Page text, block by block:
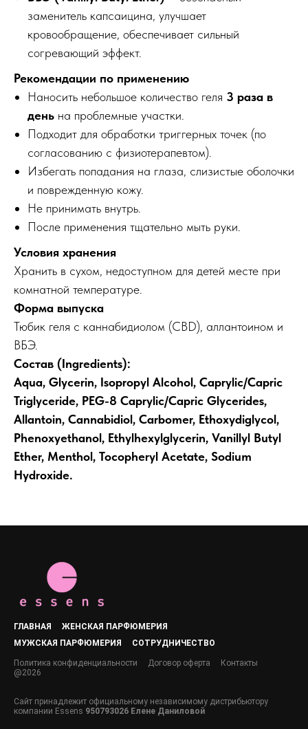
заменитель капсаицина, улучшает
кровообращение, обеспечивает сильный
согревающий эффект.
Рекомендации по применению
Наносить небольшое количество геля 3 раза в
день на проблемные участки.
Подходит для обработки триггерных точек (по
согласованию с физиотерапевтом).
Избегать попадания на глаза, слизистые оболочки
и поврежденную кожу.
Не принимать внутрь.
После применения тщательно мыть руки.
Условия хранения
Хранить в сухом, недоступном для детей месте при
комнатной температуре.
Форма выпуска
Тюбик геля с каннабидиолом (CBD), аллантоином и
ВБЭ.
Состав (Ingredients):
Aqua, Glycerin, Isopropyl Alcohol, Caprylic/Capric
Triglyceride, PEG-8 Caprylic/Capric Glycerides,
Allantoin, Cannabidiol, Carbomer, Ethoxydiglycol,
Phenoxyethanol, Ethylhexylglycerin, Vanillyl Butyl
Ether, Menthol, Tocopheryl Acetate, Sodium
Hydroxide.
ГЛАВНАЯ
ЖЕНСКАЯ ПАРФЮМЕРИЯ
МУЖСКАЯ ПАРФЮМЕРИЯ
СОТРУДНИЧЕСТВО
Политика конфиденциальности Договор оферта
Контакты
@2026
Сайт принадлежит официальному независимому дистрибьютору
компании Essens 950793026 Елене Даниловой